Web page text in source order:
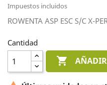
Impuestos incluidos
ROWENTA ASP ESC S/C X-
Cantidad
